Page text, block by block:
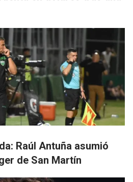
Raúl Antuña asumió
de San Martín